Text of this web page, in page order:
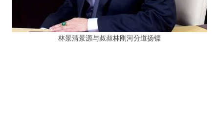
林景清景源与叔叔林刚河分道扬镖